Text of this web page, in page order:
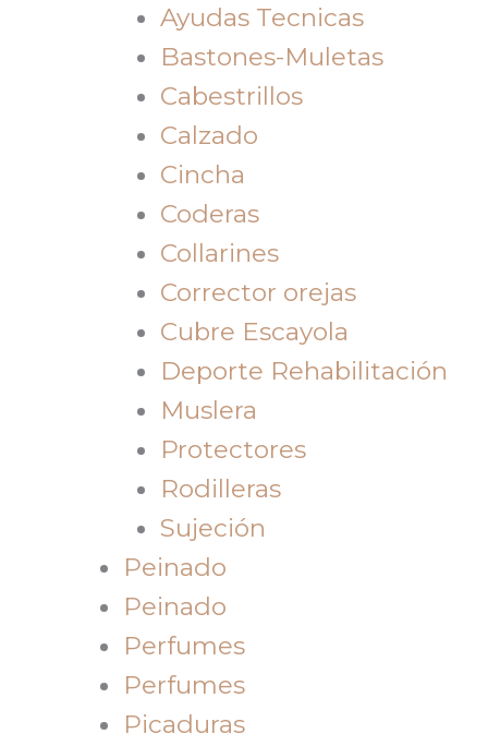
Ayudas Tecnicas
Bastones-Muletas
Cabestrillos
Calzado
Cincha
Coderas
Collarines
Corrector orejas
Cubre Escayola
Deporte Rehabilitación
Muslera
Protectores
Rodilleras
Sujeción
Peinado
Peinado
Perfumes
Perfumes
Picaduras